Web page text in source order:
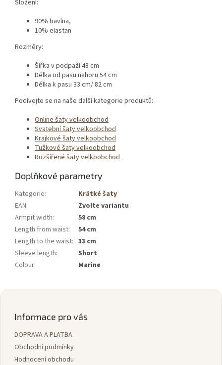
Složení:
90% bavlna,
10% elastan
Rozměry:
Šířka v podpaží 48 cm
Délka od pasu nahoru 54 cm
Délka k pasu 33 cm/ 82 cm
Podívejte se na naše další kategorie produktů:
Online šaty velkoobchod
Svatební šaty velkoobchod
Krajkové šaty velkoobchod
Tužkové šaty velkoobchod
Rozšířené šaty velkoobchod
Doplňkové parametry
Kategorie:
Krátké šaty
EAN:
Zvolte variantu
Armpit width:
58 cm
Length from waist:
54 cm
Length to the waist: 33 cm
Sleeve length:
Short
Colour: Marine
Z
Informace pro vás
DOPRAVA A PLATBA
Obchodní podmínky
Hodnocení obchodu